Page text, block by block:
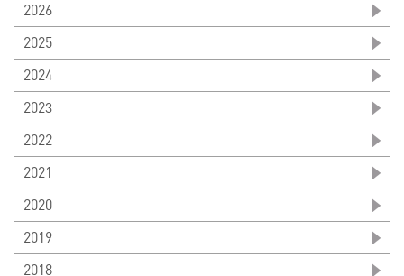
2026
2025
2024
2023
2022
2021
2020
2019
2018